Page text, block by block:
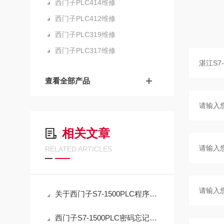
西门子PLC414维修
西门子PLC412维修
西门子PLC319维修
西门子PLC317维修
查看全部产品
相关文章
RELATED ARTICLES
关于西门子S7-1500PLC程序密码忘记解密方法
西门子S7-1500PLC密码忘记解密应急指南：正确复位流程与数据取舍